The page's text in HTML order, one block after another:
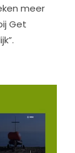
meer
Get